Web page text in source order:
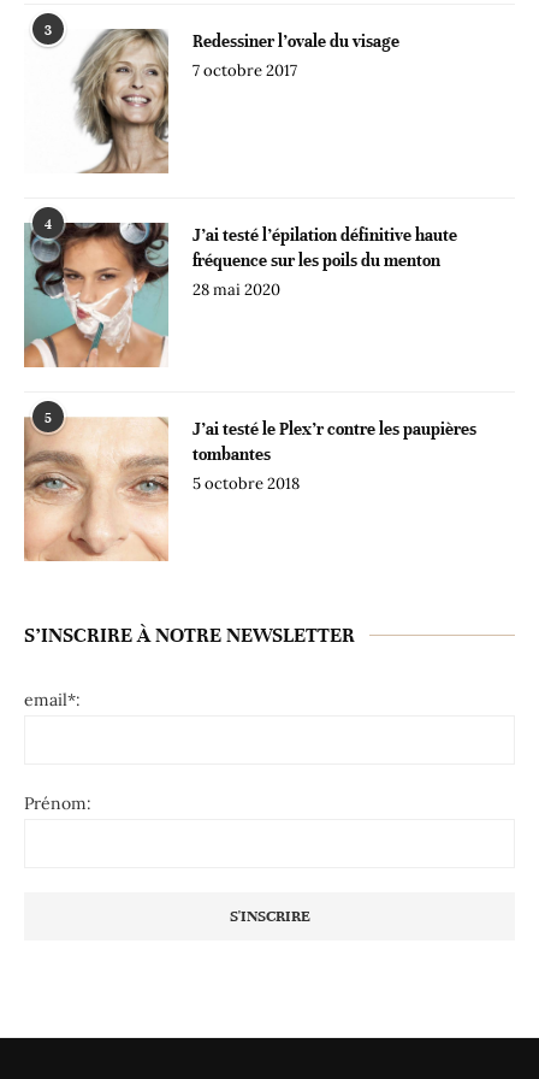
3
Redessiner l’ovale du visage
7 octobre 2017
4
J’ai testé l’épilation définitive haute
fréquence sur les poils du menton
28 mai 2020
5
J’ai testé le Plex’r contre les paupières
tombantes
5 octobre 2018
S’INSCRIRE À NOTRE NEWSLETTER
email*:
Prénom: